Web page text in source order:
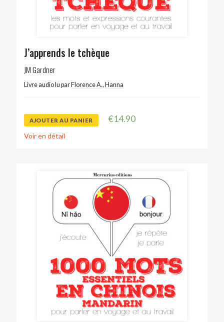
J’apprends le tchèque
JM Gardner
Livre audio lu par Florence A., Hanna
AJOUTER AU PANIER €14.90
Voir en détail